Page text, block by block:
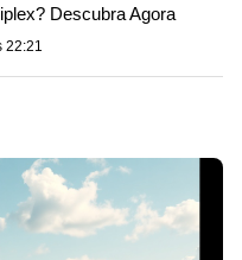
Descubra Agora
22:21